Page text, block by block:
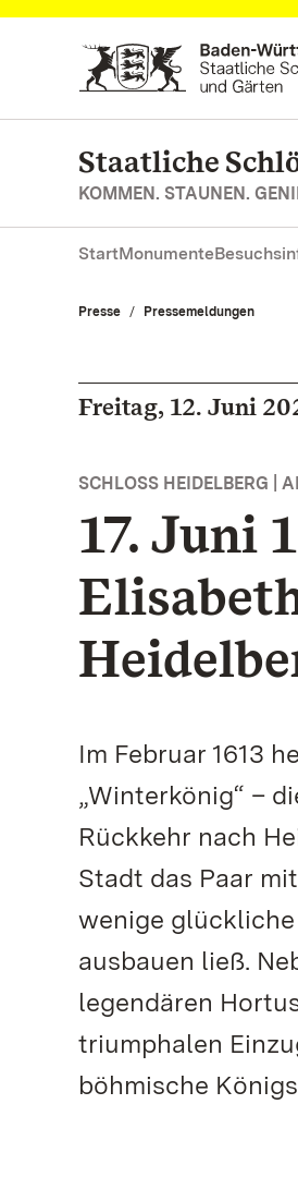
Zum Hauptinhalt springen
Staatliche
KOMMEN. STAUNEN.
StartMonumente
Presse Pressemeldungen
Freitag, 12. Juni
SCHLOSS HEIDELBERG |
17. Juni
Im Februar 1613
„Winterkönig“ –
Rückkehr nach
Stadt das Paar
wenige glückliche
ausbauen ließ.
legendären
triumphalen
böhmische